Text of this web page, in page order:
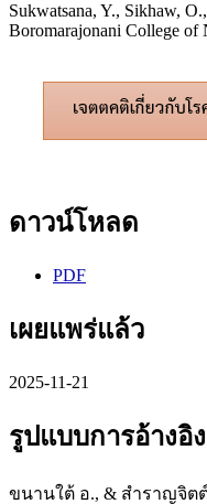
Sukwatsana, Y., Sikhaw,
Boromarajonani College of
ดาวน์โหลด
PDF
เผยแพร่แล้ว
2025-11-21
รูปแบบการอ้างอิง
ขนานใต้ อ., & สำราญจิต